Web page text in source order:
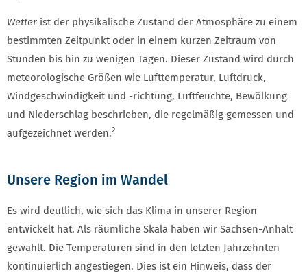
Wetter ist der physikalische Zustand der Atmosphäre zu einem
bestimmten Zeitpunkt oder in einem kurzen Zeitraum von
Stunden bis hin zu wenigen Tagen. Dieser Zustand wird durch
meteorologische Größen wie Lufttemperatur, Luftdruck,
Windgeschwindigkeit und -richtung, Luftfeuchte, Bewölkung
und Niederschlag beschrieben, die regelmäßig gemessen und
aufgezeichnet werden.2
Unsere Region im Wandel
Es wird deutlich, wie sich das Klima in unserer Region
entwickelt hat. Als räumliche Skala haben wir Sachsen-Anhalt
gewählt. Die Temperaturen sind in den letzten Jahrzehnten
kontinuierlich angestiegen. Dies ist ein Hinweis, dass der